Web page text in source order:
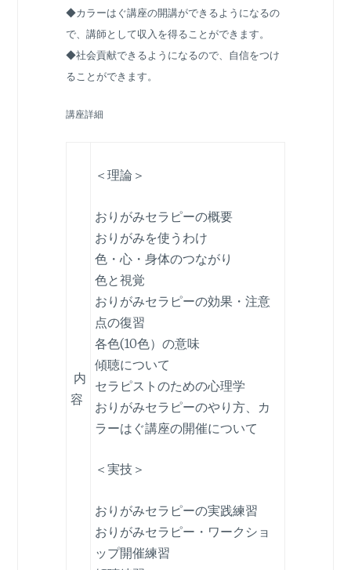
◆カラーはぐ講座の開講ができるようになるの
で、講師として収入を得ることができます。
◆社会貢献できるようになるので、自信をつけ
ることができます。
講座詳細
内
容
＜理論＞
おりがみセラピーの概要
おりがみを使うわけ
色・心・身体のつながり
色と視覚
おりがみセラピーの効果・注意
点の復習
各色(10色）の意味
傾聴について
セラピストのための心理学
おりがみセラピーのやり方、カ
ラーはぐ講座の開催について
＜実技＞
おりがみセラピーの実践練習
おりがみセラピー・ワークショ
ップ開催練習